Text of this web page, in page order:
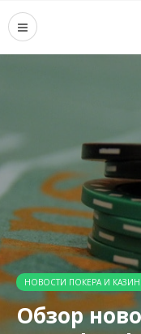
НОВОСТИ ПОКЕРА И
Обзор